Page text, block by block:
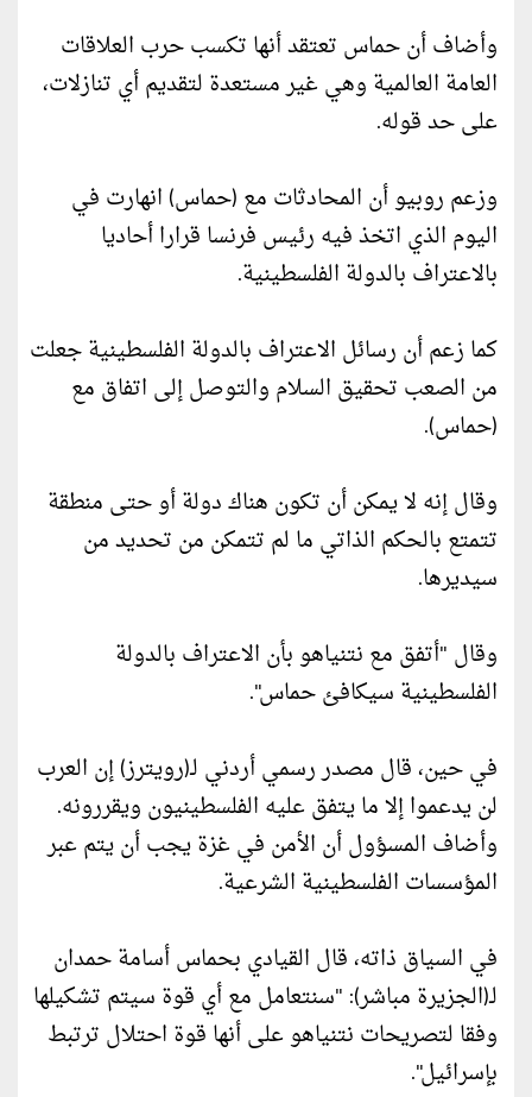
وأضاف أن حماس تعتقد أنها تكسب حرب العلاقات
العامة العالمية وهي غير مستعدة لتقديم أي تنازلات،
على حد قوله.
وزعم روبيو أن المحادثات مع (حماس) انهارت في
اليوم الذي اتخذ فيه رئيس فرنسا قرارا أحاديا
بالاعتراف بالدولة الفلسطينية.
كما زعم أن رسائل الاعتراف بالدولة الفلسطينية جعلت
من الصعب تحقيق السلام والتوصل إلى اتفاق مع
(حماس).
وقال إنه لا يمكن أن تكون هناك دولة أو حتى منطقة
تتمتع بالحكم الذاتي ما لم تتمكن من تحديد من
سيديرها.
وقال "أتفق مع نتنياهو بأن الاعتراف بالدولة
الفلسطينية سيكافئ حماس".
في حين، قال مصدر رسمي أردني لـ(رويترز) إن العرب
لن يدعموا إلا ما يتفق عليه الفلسطينيون ويقررونه.
وأضاف المسؤول أن الأمن في غزة يجب أن يتم عبر
المؤسسات الفلسطينية الشرعية.
في السياق ذاته، قال القيادي بحماس أسامة حمدان
لـ(الجزيرة مباشر): "سنتعامل مع أي قوة سيتم تشكيلها
وفقا لتصريحات نتنياهو على أنها قوة احتلال ترتبط
بإسرائيل".